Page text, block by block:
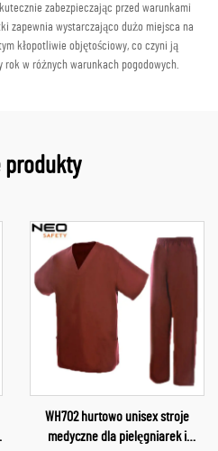
zabezpieczając przed warunkami
zapewnia wystarczająco dużo miejsca na
kłopotliwie objętościowy, co czyni ją
rok w różnych warunkach pogodowych.
produkty
WH702 hurtowo unisex stroje
medyczne dla pielęgniarek i